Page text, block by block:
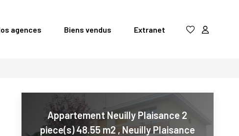
agences Biens vendus Extranet
Appartement Neuilly Plaisance 2
piece(s) 48.55 m2,Neuilly Plaisance